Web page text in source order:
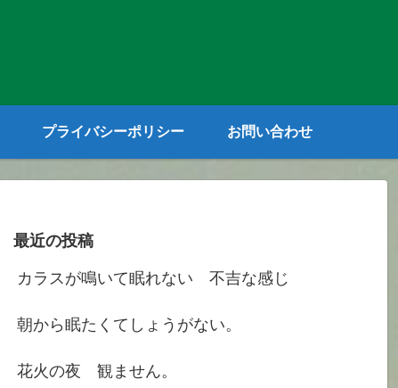
プライバシーポリシー お問い合わせ
最近の投稿
カラスが鳴いて眠れない 不吉な感じ
朝から眠たくてしょうがない。
花火の夜 観ません。